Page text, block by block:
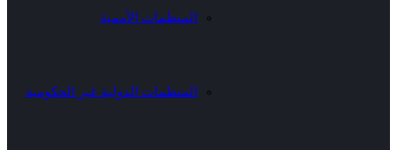
المنظمات الأممية
المنظمات الدولية غير الحكومية